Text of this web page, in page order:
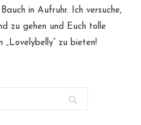
in Aufruhr. Ich versuche,
zu gehen und Euch tolle
„Lovelybelly“ zu bieten!